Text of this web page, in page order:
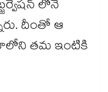
లోనే
దీంతో ఆ
తమ ఇంటికి